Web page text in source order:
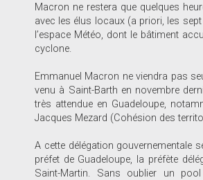
Macron ne restera que quelques
avec les élus locaux (a priori, les
l’espace Météo, dont le bâtiment
cyclone.
Emmanuel Macron ne viendra pas
venu à Saint-Barth en novembre
très attendue en Guadeloupe,
Jacques Mezard (Cohésion des
A cette délégation gouvernementale
préfet de Guadeloupe, la préfète
Saint-Martin. Sans oublier un